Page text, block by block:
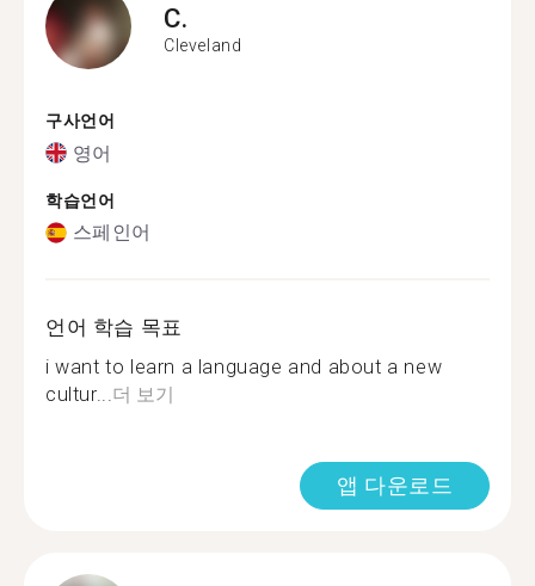
C.
Cleveland
구사언어
영어
학습언어
스페인어
언어 학습 목표
i want to learn a language and about a new
cultur...더 보기
앱 다운로드